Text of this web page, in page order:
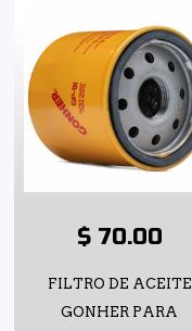
$ 70.00
FILTRO DE ACEITE
GONHER PARA